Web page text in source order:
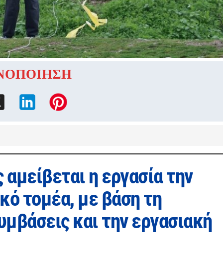
η εργασία την
τομέα, με βάση τη
και την εργασιακή